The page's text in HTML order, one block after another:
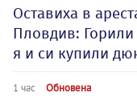
Оставиха в
Пловдив: Горили
я и си купили
1 час Обновена